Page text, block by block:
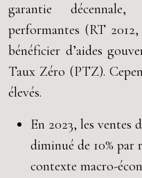
garantie
performantes (RT
bénéficier d’aides
Taux Zéro (PTZ).
élevés.
En 2023, les ventes
diminué de 10%
contexte macro-